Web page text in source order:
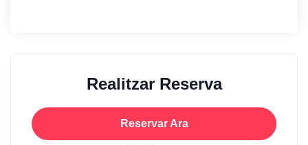
Realitzar Reserva
Reservar Ara